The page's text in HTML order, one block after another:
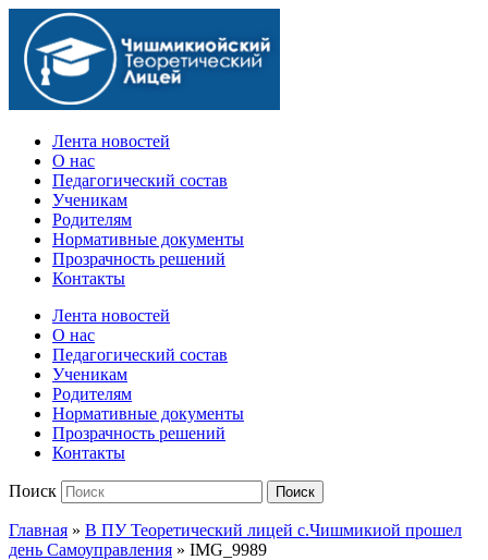
Официальный сайт учебного заведения
Лента новостей
О нас
Педагогический состав
Ученикам
Родителям
Нормативные документы
Прозрачность решений
Контакты
Лента новостей
О нас
Педагогический состав
Ученикам
Родителям
Нормативные документы
Прозрачность решений
Контакты
Поиск Поиск
Главная » В ПУ Теоретический лицей с.Чишмикиой прошел
день Самоуправления » IMG_9989